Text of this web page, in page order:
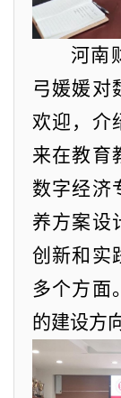
河南
弓媛媛对
欢迎，介
来在教育
数字经济
养方案设
创新和实
多个方面
的建设方